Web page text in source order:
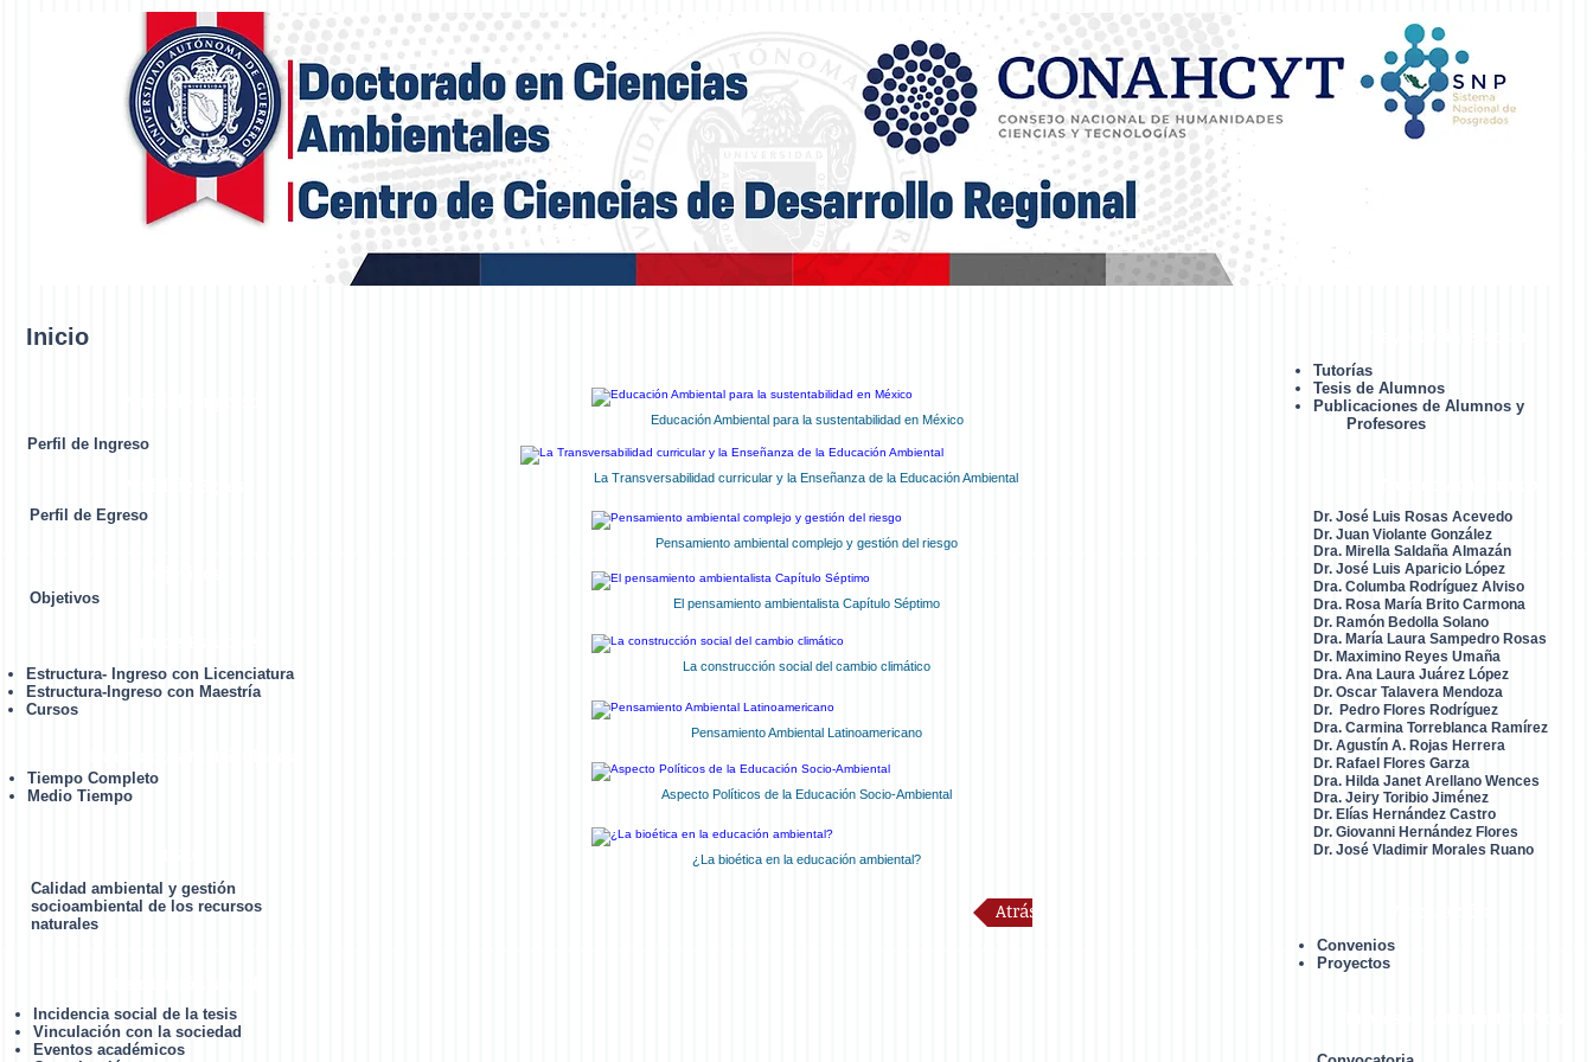
Educación Ambiental para la sustentabilidad en México
La Transversabilidad curricular y la Enseñanza de la Educación Ambiental
Pensamiento ambiental complejo y gestión del riesgo
El pensamiento ambientalista Capítulo Séptimo
La construcción social del cambio climático
Pensamiento Ambiental Latinoamericano
Aspecto Políticos de la Educación Socio-Ambiental
¿La bioética en la educación ambiental?
Atrás
Inicio
Calidad ambiental y gestión
socioambiental de los recursos
naturales
Convenios
Proyectos
Tutorías
Tesis de Alumnos
Publicaciones de Alumnos y
Profesores
Tiempo Completo
Medio Tiempo
Estructura- Ingreso con Licenciatura
Estructura-Ingreso con Maestría
Cursos
Objetivos
Dr. José Luis Rosas Acevedo
Dr. Juan Violante González
Dra. Mirella Saldaña Almazán
Dr. José Luis Aparicio López
Dra. Columba Rodríguez Alviso
Dra. Rosa María Brito Carmona
Dr. Ramón Bedolla Solano
Dra. María Laura Sampedro Rosas
Dr. Maximino Reyes Umaña
Dra. Ana Laura Juárez López
Dr. Oscar Talavera Mendoza
Dr. Pedro Flores Rodríguez
Dra. Carmina Torreblanca Ramírez
Dr. Agustín A. Rojas Herrera
Dr. Rafael Flores Garza
Dra. Hilda Janet Arellano Wences
Dra. Jeiry Toribio Jiménez
Dr. Elías Hernández Castro
Dr. Giovanni Hernández Flores
Dr. José Vladimir Morales Ruano
Incidencia social de la tesis
Vinculación con la sociedad
Eventos académicos
Perfil de Ingreso
Perfil de Egreso